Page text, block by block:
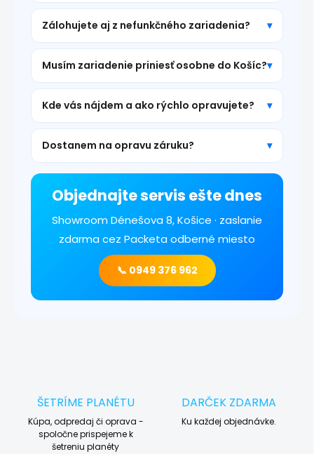
Zálohujete aj z nefunkčného zariadenia?
Musím zariadenie priniesť osobne do Košíc?
Kde vás nájdem a ako rýchlo opravujete?
Dostanem na opravu záruku?
Objednajte servis ešte dnes
Showroom Dénešova 8, Košice · zaslanie
zdarma cez Packeta odberné miesto
📞 0949 376 962
ŠETRÍME PLANÉTU
Kúpa, odpredaj či oprava -
spoločne prispejeme k
šetreniu planéty
DARČEK ZDARMA
Ku každej objednávke.